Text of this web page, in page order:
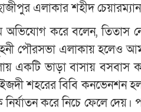
এলাকার শহীদ
করে বলেন, তিতাস
পৌরসভা এলাকায় হলেও
একটি ভাড়া বাসায় বসবাস
শহরের বিবি কনভেনশন
করে নিচে ফেলে দেয়।